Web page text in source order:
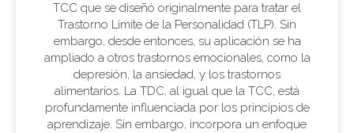
TCC que se diseñó originalmente para tratar el
Trastorno Límite de la Personalidad (TLP). Sin
embargo, desde entonces, su aplicación se ha
ampliado a otros trastornos emocionales, como la
depresión, la ansiedad, y los trastornos
alimentarios. La TDC, al igual que la TCC, está
profundamente influenciada por los principios de
aprendizaje. Sin embargo, incorpora un enfoque